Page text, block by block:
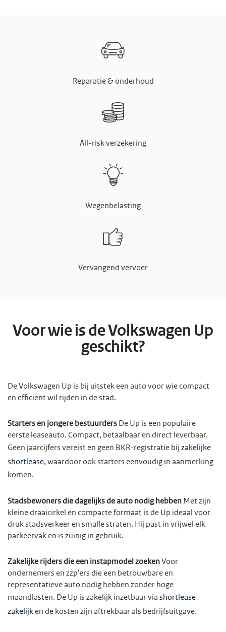
Reparatie & onderhoud
All-risk verzekering
Wegenbelasting
Vervangend vervoer
Voor wie is de Volkswagen Up
geschikt?
De Volkswagen Up is bij uitstek een auto voor wie compact
en efficiënt wil rijden in de stad.
Starters en jongere bestuurders De Up is een populaire
eerste leaseauto. Compact, betaalbaar en direct leverbaar.
Geen jaarcijfers vereist en geen BKR-registratie bij zakelijke
shortlease, waardoor ook starters eenvoudig in aanmerking
komen.
Stadsbewoners die dagelijks de auto nodig hebben Met zijn
kleine draaicirkel en compacte formaat is de Up ideaal voor
druk stadsverkeer en smalle straten. Hij past in vrijwel elk
parkeervak en is zuinig in gebruik.
Zakelijke rijders die een instapmodel zoeken Voor
ondernemers en zzp'ers die een betrouwbare en
representatieve auto nodig hebben zonder hoge
maandlasten. De Up is zakelijk inzetbaar via shortlease
zakelijk en de kosten zijn aftrekbaar als bedrijfsuitgave.